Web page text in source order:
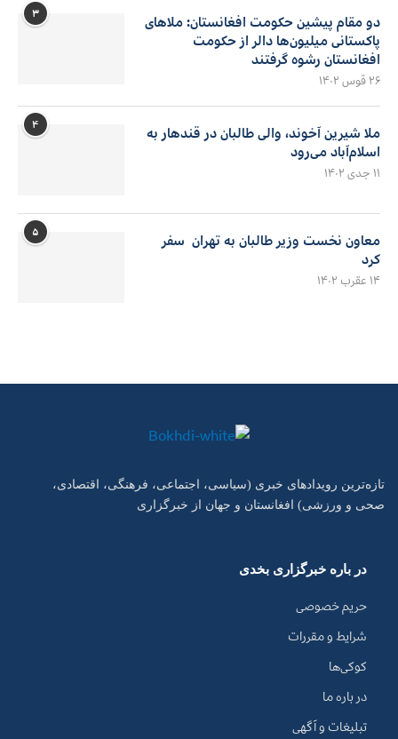
۳
دو مقام پیشین حکومت افغانستان: ملاهای
پاکستانی میلیون‌ها دالر از حکومت
افغانستان رشوه گرفتند
۲۶ قوس ۱۴۰۲
۴
ملا شیرین آخوند، والی طالبان در قندهار به
اسلام‌آباد می‌رود
۱۱ جدی ۱۴۰۲
۵
معاون نخست وزیر طالبان به تهران سفر
کرد
۱۴ عقرب ۱۴۰۲
تازه‌ترین رویدادهای خبری (سیاسی، اجتماعی، فرهنگی، اقتصادی،
صحی و ورزشی) افغانستان و جهان از خبرگزاری
در باره خبرگزاری بخدی
حریم خصوصی
شرایط و مقررات
کوکی‌ها
در باره ما
تبلیغات و آگهی